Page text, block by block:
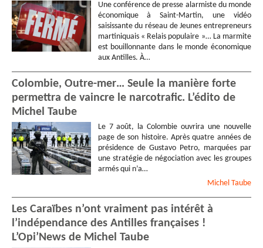
Une conférence de presse alarmiste du monde
économique à Saint-Martin, une vidéo
saisissante du réseau de Jeunes entrepreneurs
martiniquais « Relais populaire »… La marmite
est bouillonnante dans le monde économique
aux Antilles. À…
Colombie, Outre-mer… Seule la manière forte
permettra de vaincre le narcotrafic. L’édito de
Michel Taube
Le 7 août, la Colombie ouvrira une nouvelle
page de son histoire. Après quatre années de
présidence de Gustavo Petro, marquées par
une stratégie de négociation avec les groupes
armés qui n’a…
Michel Taube
Les Caraïbes n’ont vraiment pas intérêt à
l’indépendance des Antilles françaises !
L’Opi’News de Michel Taube